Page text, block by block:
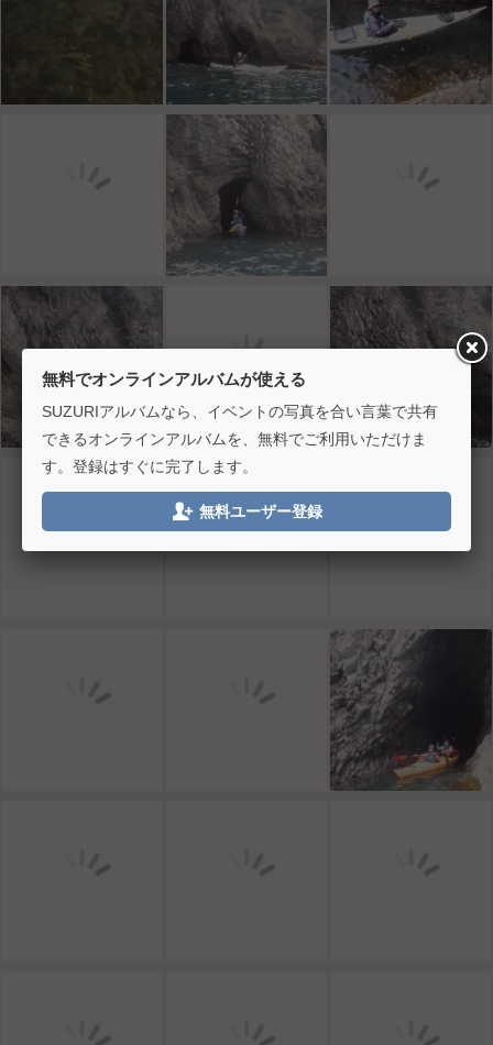
無料でオンラインアルバムが使える
SUZURIアルバムなら、イベントの写真を合い言葉で共有
できるオンラインアルバムを、無料でご利用いただけま
す。登録はすぐに完了します。
 無料ユーザー登録